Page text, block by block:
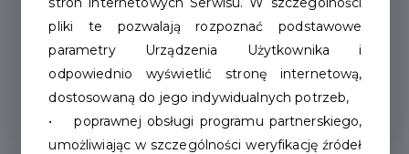
Dziś nieco smutny Historyczny Czwartek.
Los przedwojennych pomników
w Szczecinku bywał brutalny,...
pliki te pozwalają rozpoznać podstawowe
parametry Urządzenia Użytkownika i
odpowiednio wyświetlić stronę internetową,
dostosowaną do jego indywidualnych potrzeb,
• poprawnej obsługi programu partnerskiego,
umożliwiając w szczególności weryfikację źródeł